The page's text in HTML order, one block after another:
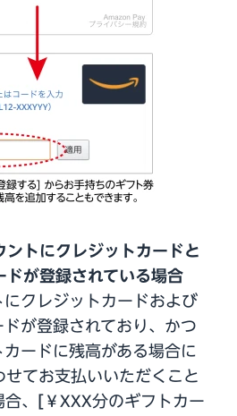
トにクレジットカードと
が登録されている場合
クレジットカードおよび
が登録されており、かつ
ードに残高がある場合に
せてお支払いいただくこと
合、[￥XXX分のギフトカー